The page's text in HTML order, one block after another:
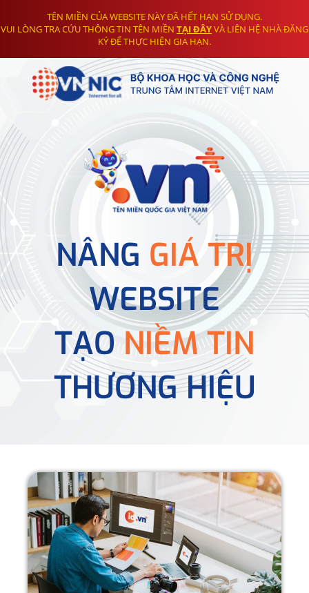
TÊN MIỀN CỦA WEBSITE NÀY ĐÃ HẾT HẠN SỬ DỤNG.
VUI LÒNG TRA CỨU THÔNG TIN TÊN MIỀN TẠI ĐÂYVÀ LIÊN HỆ NHÀ ĐĂNG
KÝ ĐỂ THỰC HIỆN GIA HẠN.
NÂNG GIÁ TRỊ
WEBSITE
TẠONIỀM TIN
THƯƠNG HIỆU